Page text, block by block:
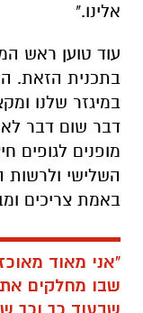
אלינו."
עוד טוען ראש
בתכנית הזאת.
במיגזר שלנו
דבר שום דבר לא
מופנים לגופים
השלישי ולרשות
באמת צריכים
"אני מאוד
שבו מחלקים